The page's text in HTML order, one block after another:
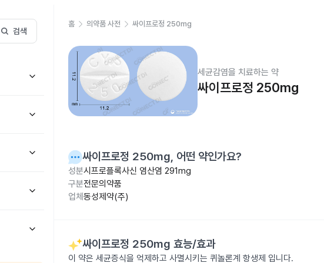
검색
홈 의약품 사전 싸이프로정 250mg
세균감염을 치료하는 약
싸이프로정 250mg
싸이프로정 250mg, 어떤 약인가요?
성분시프로플록사신 염산염 291mg
구분전문의약품
업체 동성제약(주)
싸이프로정 250mg 효능/효과
이 약은 세균증식을 억제하고 사멸시키는 퀴놀론계 항생제 입니다.